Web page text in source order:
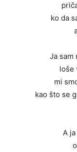
ko da
Ja sam
loše
mi
kao što se
A